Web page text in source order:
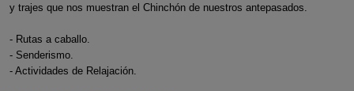
y trajes que nos muestran el Chinchón de nuestros antepasados.
- Rutas a caballo.
- Senderismo.
- Actividades de Relajación.